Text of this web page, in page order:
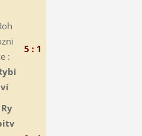
:
5 : 1
Ry